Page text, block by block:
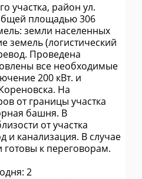
участка, район ул.
площадью 306
земли населенных
земель (логистический
Проведена
все необходимые
200 кВт. и
На
от границы участка
башня. В
от участка
и канализация. В случае
готовы к переговорам.
2